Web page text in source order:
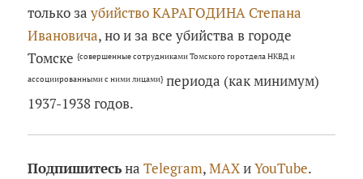
только заубийствоКАРАГОДИНА Степана
Ивановича, но и за все убийства в городе
Томске{совершенные сотрудниками Томского горотдела НКВД и
ассоциированными с ними лицами}периода (как минимум)
1937-1938 годов.
ПодпишитесьнаTelegram,MAXиYouTube.